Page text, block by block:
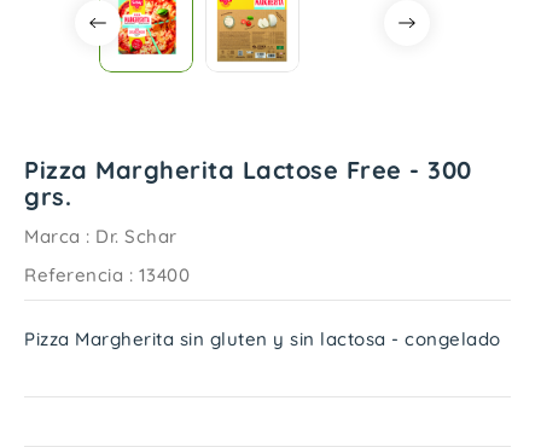
Pizza Margherita Lactose Free - 300
grs.
Marca : Dr. Schar
Referencia : 13400
Pizza Margherita sin gluten y sin lactosa - congelado